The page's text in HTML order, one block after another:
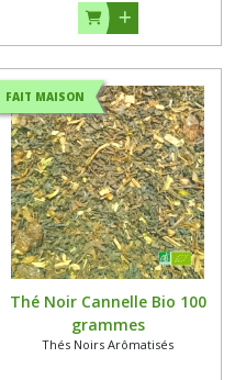
FAIT MAISON
Thé Noir Cannelle Bio 100
grammes
Thés Noirs Arômatisés